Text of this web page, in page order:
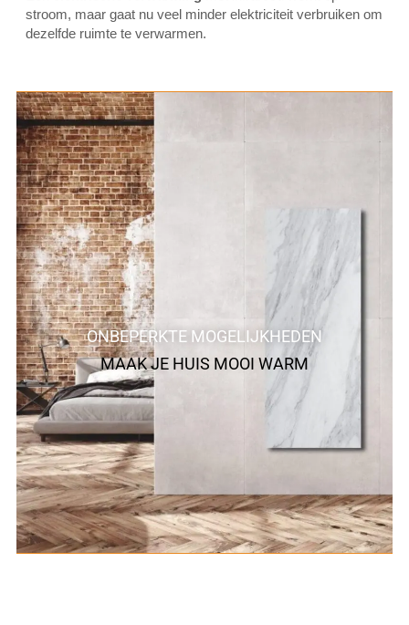
stroom, maar gaat nu veel minder elektriciteit verbruiken om
dezelfde ruimte te verwarmen.
ONBEPERKTE MOGELIJKHEDEN
MAAK JE HUIS MOOI WARM